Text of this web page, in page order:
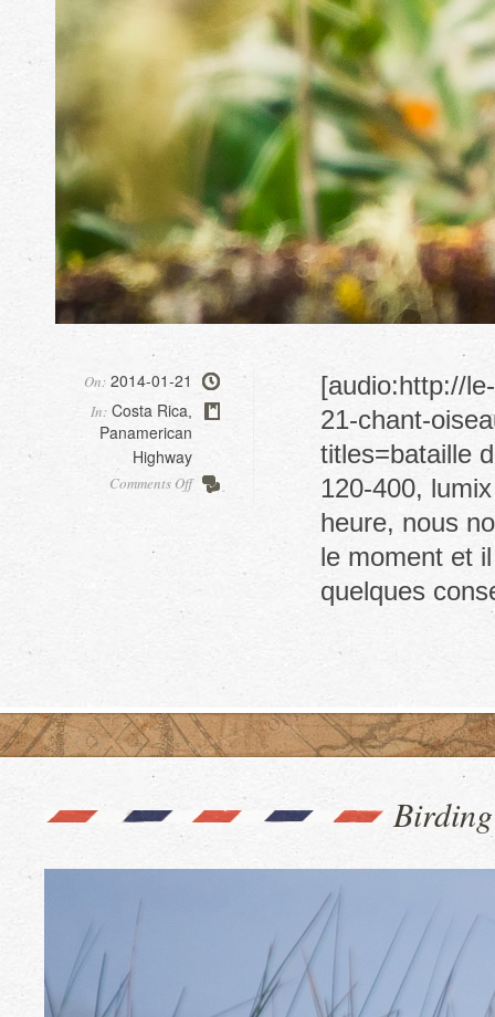
On: 2014-01-21
In: Costa Rica
Panamerican
Highway
Comments Offon
[audio:http://
21-chant-
titles=bataille
120-400,
heure, nous
le moment et
quelques